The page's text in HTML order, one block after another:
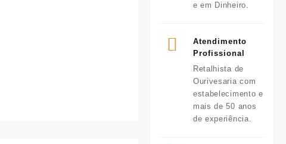
e em Dinheiro.
Atendimento
Profissional
Retalhista de
Ourivesaria com
estabelecimento e
mais de 50 anos
de experiência.